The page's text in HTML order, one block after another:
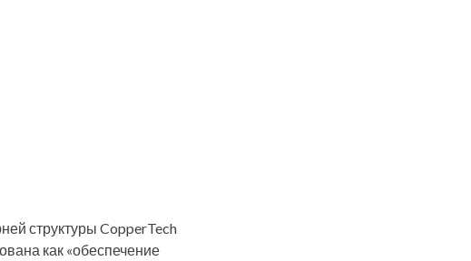
структуры CopperTech
как «обеспечение